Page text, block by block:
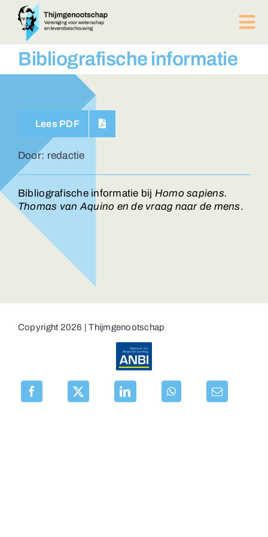
naar
inhoud
BIJEENKOMSTEN
Afdelingen
Lid worden?
Contact
ZOEKEN
NAAR:
Bibliografische informatie
Lees PDF
Door: redactie
Bibliografische informatie bij Homo sapiens.
Thomas van Aquino en de vraag naar de mens.
Copyright 2026 | Thijmgenootschap